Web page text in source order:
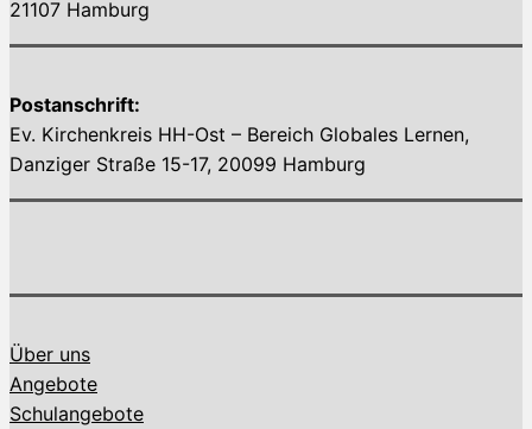
21107 Hamburg
Postanschrift:
Ev. Kirchenkreis HH-Ost – Bereich Globales Lernen,
Danziger Straße 15-17, 20099 Hamburg
Über uns
Angebote
Schulangebote